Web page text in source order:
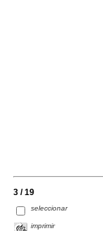
3 / 19
seleccionar
imprimir